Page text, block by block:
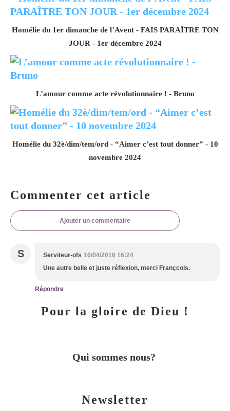
Homélie du 1er dimanche de l’Avent - FAIS PARAÎTRE TON
JOUR - 1er décembre 2024
L’amour comme acte révolutionnaire ! - Bruno
Homélie du 32è/dim/tem/ord - “Aimer c’est tout donner” - 10
novembre 2024
Commenter cet article
Ajouter un commentaire
S Serviteur-ofs 16/04/2016 16:24
Une autre belle et juste réflexion, merci Françcois.
Répondre
Newsletter
Pour la gloire de Dieu !
Qui sommes nous?